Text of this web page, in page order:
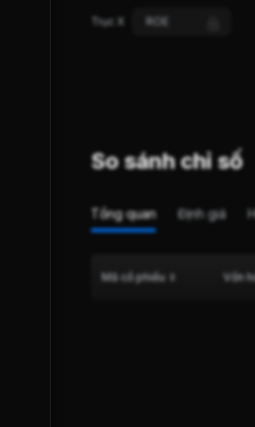
Trục X ROE
So sánh chỉ số
Tổng quan Định giá
Mã cổ phiếu Vốn